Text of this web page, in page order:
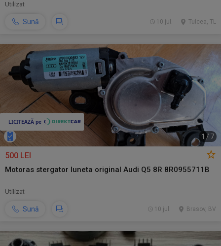
Utilizat
Sună Tulcea, TL
10 jul.
1 / 7
500 LEI
Motoras stergator luneta original Audi Q5 8R 8R0955711B
Utilizat
Sună Brasov, BV
10 jul.